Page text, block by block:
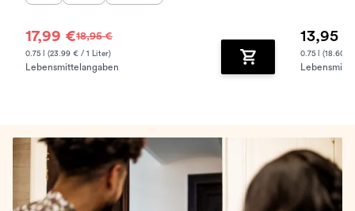
17,99 €18,95 €
0.75 l (23.99 € / 1 Liter)
Lebensmittelangaben Zum Warenkorb
13,95 €
0.75 l (18.60 €